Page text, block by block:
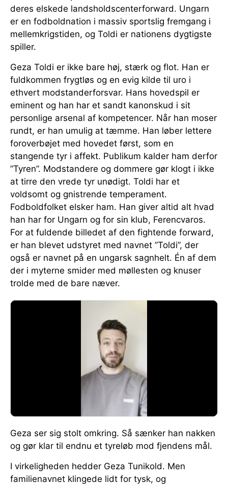
deres elskede landsholdscenterforward. Ungarn
er en fodboldnation i massiv sportslig fremgang i
mellemkrigstiden, og Toldi er nationens dygtigste
spiller.
Geza Toldi er ikke bare høj, stærk og flot. Han er
fuldkommen frygtløs og en evig kilde til uro i
ethvert modstanderforsvar. Hans hovedspil er
eminent og han har et sandt kanonskud i sit
personlige arsenal af kompetencer. Når han moser
rundt, er han umulig at tæmme. Han løber lettere
foroverbøjet med hovedet først, som en
stangende tyr i affekt. Publikum kalder ham derfor
”Tyren”. Modstandere og dommere gør klogt i ikke
at tirre den vrede tyr unødigt. Toldi har et
voldsomt og gnistrende temperament.
Fodboldfolket elsker ham. Han giver altid alt hvad
han har for Ungarn og for sin klub, Ferencvaros.
For at fuldende billedet af den fightende forward,
er han blevet udstyret med navnet ”Toldi”, der
også er navnet på en ungarsk sagnhelt. Én af dem
der i myterne smider med møllesten og knuser
trolde med de bare næver.
Geza ser sig stolt omkring. Så sænker han nakken
og gør klar til endnu et tyreløb mod fjendens mål.
I virkeligheden hedder Geza Tunikold. Men
familienavnet klingede lidt for tysk, og